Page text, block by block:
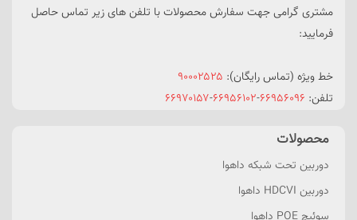
مشتری گرامی جهت سفارش محصولات با تلفن های زیر تماس حاصل
فرمایید:
خط ویژه (تماس رایگان): ۹۰۰۰۲۵۲۵
تلفن: ۶۶۹۵۶۰۹۶-۶۶۹۵۶۱۰۲-۶۶۹۷۰۱۵۷
محصولات
دوربین تحت شبکه داهوا
دوربین HDCVI داهوا